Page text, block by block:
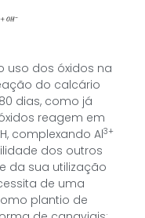
uso dos óxidos na
do calcário
dias, como já
reagem em
complexando Al3+
dos outros
da sua utilização
de uma
plantio de